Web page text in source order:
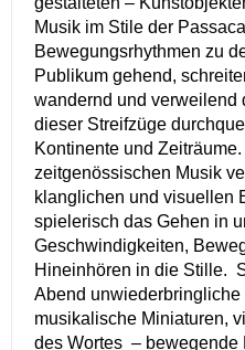
Musik im Stile der
Bewegungsrhythmen zu
Publikum gehend,
wandernd und verweilend
dieser Streifzüge
Kontinente und
zeitgenössischen Musik
klanglichen und visuellen
spielerisch das Gehen in
Geschwindigkeiten,
Hineinhören in die Stille.
Abend
musikalische Miniaturen,
des Wortes – bewegende